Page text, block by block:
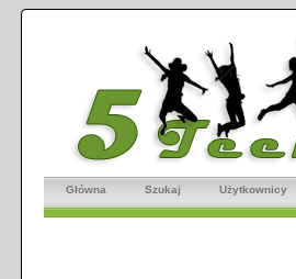
Główna Szukaj Użytkownicy